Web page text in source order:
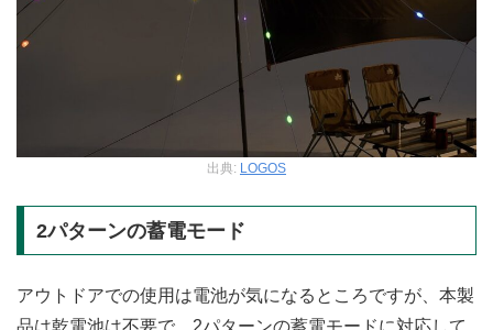
出典: LOGOS
2パターンの蓄電モード
アウトドアでの使用は電池が気になるところですが、本製